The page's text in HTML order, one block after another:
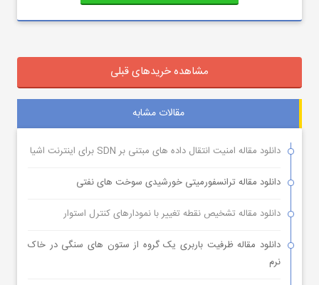
مشاهده خریدهای قبلی
مقالات مشابه
دانلود مقاله امنیت انتقال داده های مبتنی بر SDN برای اینترنت اشیا
دانلود مقاله ترانسفورمیتی خورشیدی سوخت های نفتی
دانلود مقاله تشخیص نقطه تغییر با نمودارهای کنترل استوار
دانلود مقاله ظرفیت باربری یک گروه از ستون های سنگی در خاک
نرم